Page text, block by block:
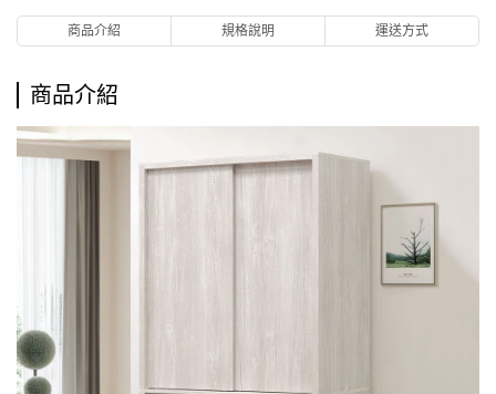
商品介紹 規格說明 運送方式
商品介紹